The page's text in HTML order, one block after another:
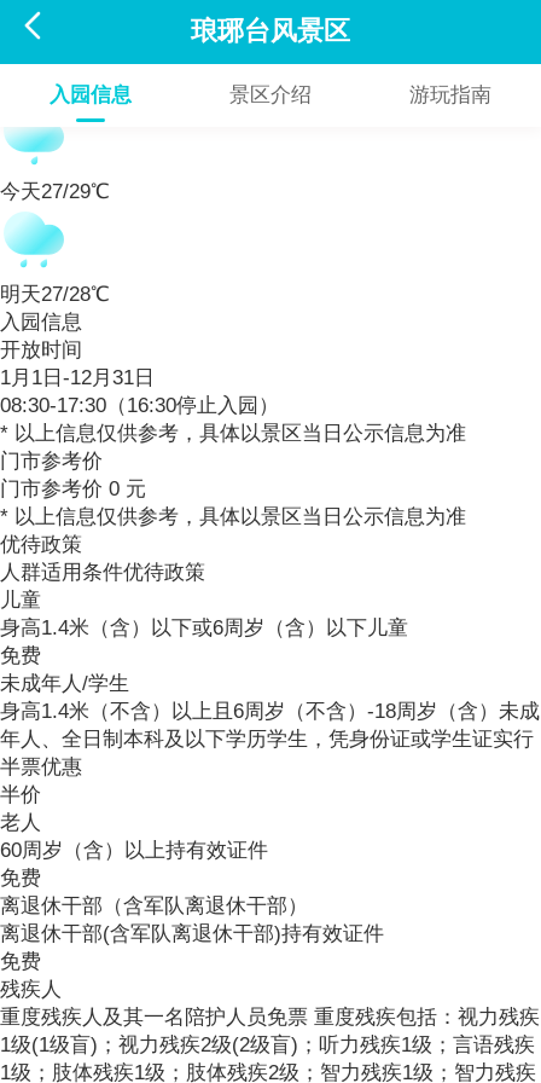
 琅琊台风景区
入园信息 景区介绍 游玩指南
27/31℃
今天27/29℃
明天27/28℃
入园信息
开放时间
1月1日-12月31日
08:30-17:30（16:30停止入园）
* 以上信息仅供参考，具体以景区当日公示信息为准
门市参考价
门市参考价 0 元
* 以上信息仅供参考，具体以景区当日公示信息为准
优待政策
人群适用条件优待政策
儿童
身高1.4米（含）以下或6周岁（含）以下儿童
免费
未成年人/学生
身高1.4米（不含）以上且6周岁（不含）-18周岁（含）未成
年人、全日制本科及以下学历学生，凭身份证或学生证实行
半票优惠
半价
老人
60周岁（含）以上持有效证件
免费
离退休干部（含军队离退休干部）
离退休干部(含军队离退休干部)持有效证件
免费
残疾人
重度残疾人及其一名陪护人员免票 重度残疾包括：视力残疾
1级(1级盲)；视力残疾2级(2级盲)；听力残疾1级；言语残疾
1级；肢体残疾1级；肢体残疾2级；智力残疾1级；智力残疾